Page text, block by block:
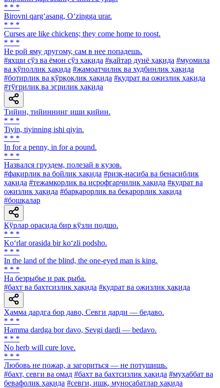
* * *
Birovni qarg‘asang, O‘zingga urar.
* * *
Curses are like chickens; they come home to roost.
* * *
He рой яму другому, сам в нее попадешь.
#яхши сўз ва ёмон сўз ҳақида #қайтар дунё ҳақида #муомила
ва қўполлик ҳақида #жамоатчилик ва худбинлик ҳақида
#ботирлик ва қўрқоқлик ҳақида #қудрат ва ожизлик ҳақида
#тўғрилик ва эгрилик ҳақида
Тийин, тийиннинг иши қийин.
* * *
Tiyin, tiyinning ishi qiyin.
* * *
In for a penny, in for a pound.
* * *
Назвался груздем, полезай в кузов.
#фақирлик ва бойлик ҳақида #ризқ-насиба ва бенасиблик
ҳақида #тежамкорлик ва исрофгарчилик ҳақида #қудрат ва
ожизлик ҳақида #барқарорлик ва беқарорлик ҳақида
#бошқалар
Кўрлар орасида бир кўзли подшо.
* * *
Ko‘rlar orasida bir ko‘zli podsho.
* * *
In the land of the blind, the one-eyed man is king.
* * *
Ha безрыбье и рак рыба.
#бахт ва бахтсизлик ҳақида #қудрат ва ожизлик ҳақида
Ҳамма дардга бор даво, Севги дарди — бедаво.
* * *
Hamma dardga bor davo, Sevgi dardi — bedavo.
* * *
No herb will cure love.
* * *
Любовь не пожар, а загориться — не потушишь.
#бахт, севги ва омад #бахт ва бахтсизлик ҳақида #муҳаббат ва
бевафолик ҳақида #севги, ишқ, муносабатлар ҳақида